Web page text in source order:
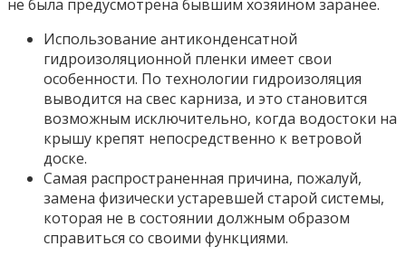
не была предусмотрена бывшим хозяином заранее.
Использование антиконденсатной
гидроизоляционной пленки имеет свои
особенности. По технологии гидроизоляция
выводится на свес карниза, и это становится
возможным исключительно, когда водостоки на
крышу крепят непосредственно к ветровой
доске.
Самая распространенная причина, пожалуй,
замена физически устаревшей старой системы,
которая не в состоянии должным образом
справиться со своими функциями.